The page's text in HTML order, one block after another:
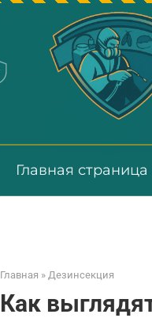
Главная страница
Главная » Дезинсекция
Как